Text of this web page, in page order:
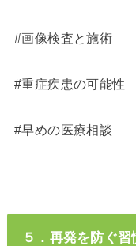
#画像検査と施術
#重症疾患の可能性
#早めの医療相談
５．再発を防ぐ